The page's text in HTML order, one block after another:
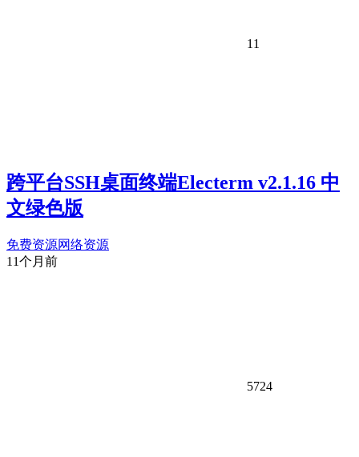
11
跨平台SSH桌面终端Electerm v2.1.16 中
文绿色版
免费资源网络资源
11个月前
5724